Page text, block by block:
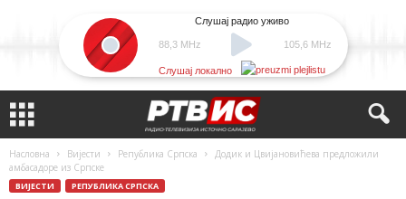
88,3 MHz
Слушај радио уживо
105,6 MHz
Слушај локално
Насловна Вијести Република Српска
Додик и Цвијановићева предложили
амбасадоре из Српске
ВИЈЕСТИ РЕПУБЛИКА СРПСКА